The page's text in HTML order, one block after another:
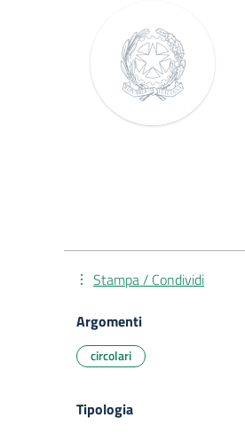
Stampa / Condividi
Argomenti
circolari
Tipologia